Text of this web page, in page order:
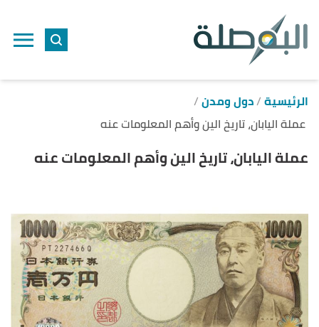
الرئيسية دول ومدن
عملة اليابان، تاريخ الين وأهم المعلومات عنه
عملة اليابان، تاريخ الين وأهم المعلومات عنه